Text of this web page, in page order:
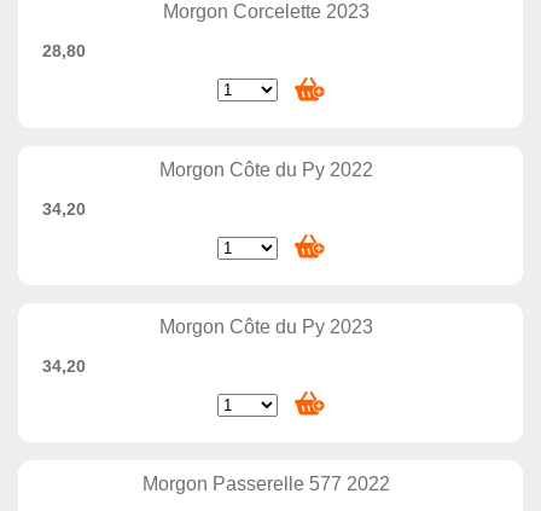
Morgon Corcelette 2023
28,80
Morgon Côte du Py 2022
34,20
Morgon Côte du Py 2023
34,20
Morgon Passerelle 577 2022